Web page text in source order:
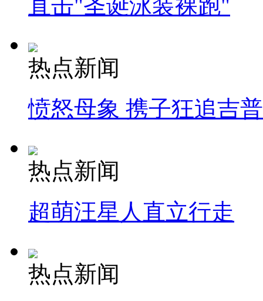
直击"圣诞泳装裸跑"
热点新闻
愤怒母象 携子狂追吉
热点新闻
超萌汪星人直立行走
热点新闻